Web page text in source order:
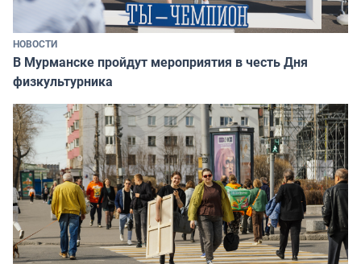
НОВОСТИ
В Мурманске пройдут мероприятия в честь Дня
физкультурника